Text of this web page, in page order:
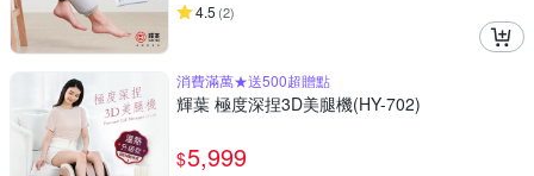
4.5 (2)
消費滿萬★送500超贈點
輝葉 極度深捏3D美腿機(HY-702)
$5,999